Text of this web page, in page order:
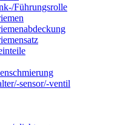
Führungsrolle
sensor/-ventil